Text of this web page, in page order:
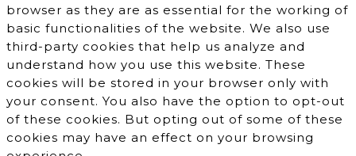
browser as they are as essential for the working of
basic functionalities of the website. We also use
third-party cookies that help us analyze and
understand how you use this website. These
cookies will be stored in your browser only with
your consent. You also have the option to opt-out
of these cookies. But opting out of some of these
cookies may have an effect on your browsing